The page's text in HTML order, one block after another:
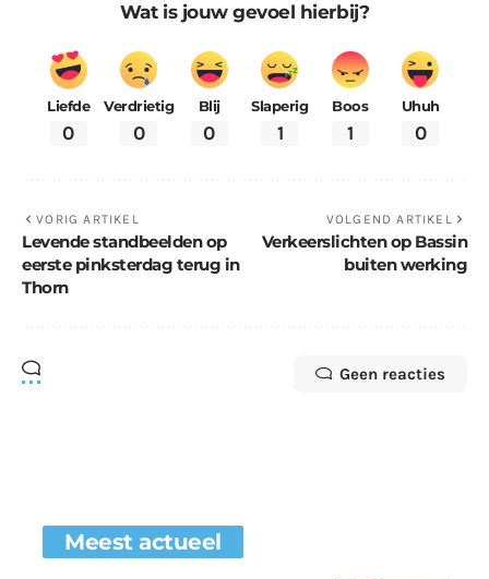
Wat is jouw gevoel hierbij?
Liefde
0
Verdrietig
0
Blij
0
Slaperig
1
Boos
1
Uhuh
0
VORIG ARTIKEL
Levende standbeelden op
eerste pinksterdag terug in
Thorn
VOLGEND ARTIKEL
Verkeerslichten op Bassin
buiten werking
Geen reacties
Meest actueel